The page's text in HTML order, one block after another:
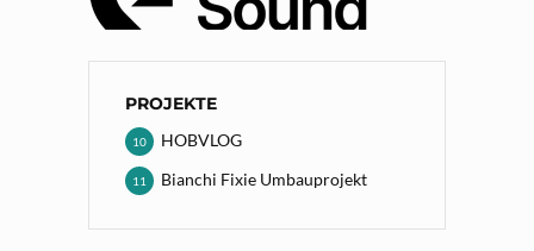
PROJEKTE
HOBVLOG
10
Bianchi Fixie Umbauprojekt
11